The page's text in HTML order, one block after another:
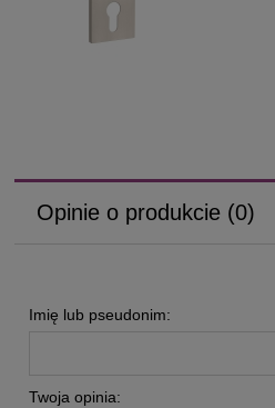
Opinie o produkcie (0)
Imię lub pseudonim:
Twoja opinia: